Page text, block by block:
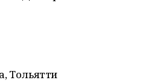
Тольятти